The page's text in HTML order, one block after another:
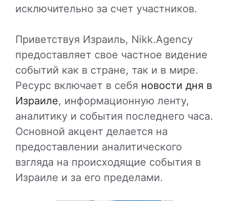
исключительно за счет участников.
Приветствуя Израиль, Nikk.Agency
предоставляет свое частное видение
событий как в стране, так и в мире.
Ресурс включает в себя новости дня в
Израиле, информационную ленту,
аналитику и события последнего часа.
Основной акцент делается на
предоставлении аналитического
взгляда на происходящие события в
Израиле и за его пределами.